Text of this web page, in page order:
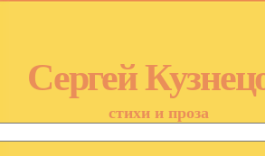
Сергей
стихи и проза